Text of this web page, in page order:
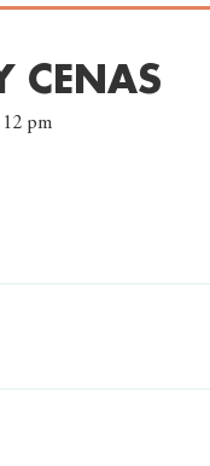
CENAS
12 pm